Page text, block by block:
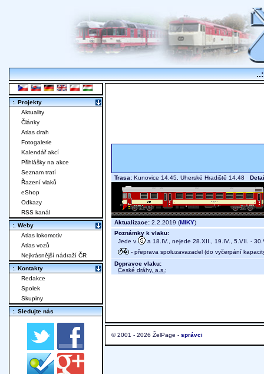
Trasa: Kunovice 14.45, Uherské Hradiště 14.48
Aktualizace: 2.2.2019 (MIKY)
Poznámky k vlaku:
Jede v
a 18.IV., nejede 28.XII., 19.IV., 5.VII. -
- přeprava spoluzavazadel (do vyčerpání
Dopravce vlaku:
České dráhy, a.s. ;
© 2001 - 2026 ŽelPage - správci
:. Projekty
Aktuality
Články
Atlas drah
Fotogalerie
Kalendář akcí
Přihlášky na akce
Seznam tratí
Řazení vlaků
eShop
Odkazy
RSS kanál
:. Weby
Atlas lokomotiv
Atlas vozů
Nejkrásnější nádraží ČR
:. Kontakty
Redakce
Spolek
Skupiny
:. Sledujte nás